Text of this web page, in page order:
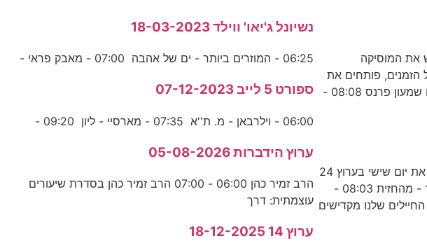
לכל אחד יש את המוסיקה
הזמנים, פותחים את
השבת רק בכחול לבן. ש.ח. הרכב מנצח עם שמעון פרנס 08:08 -
יום שישי הגיע 06:00 - 08:03 בואו לפתוח את יום שישי בערוץ 24
עם כל השירים האהובים. ש.ח. ד''ש עם שיר - מהחזית 08:03 -
נשיונל ג'יאו' ווילד 18-03-2023
06:25 - המוזרים ביותר - ים של אהבה 07:00 - מאבק פראי -
ספורט 5 לייב 07-12-2023
06:00 - וילרבאן - מ. ת''א 07:35 - מארסיי - ליון 09:20 -
ערוץ הידברות 05-08-2026
הרב זמיר כהן 06:00 - 07:00 הרב זמיר כהן בסדרת שיעורים
עוצמתית: דרך
ערוץ 14 18-12-2025